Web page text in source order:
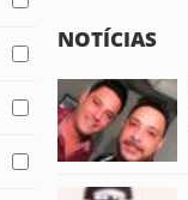
NOTÍCIAS